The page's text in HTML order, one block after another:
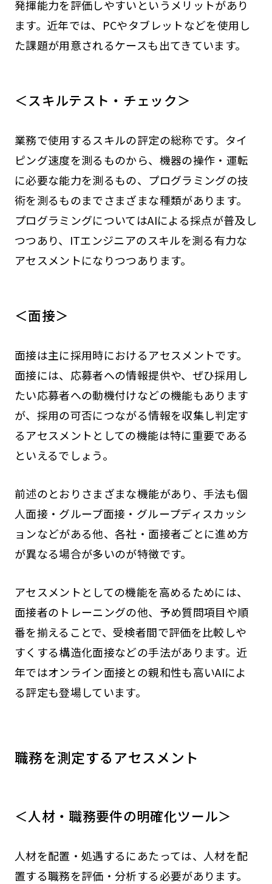
発揮能力を評価しやすいというメリットがあり
ます。近年では、PCやタブレットなどを使用し
た課題が用意されるケースも出てきています。
＜スキルテスト・チェック＞
業務で使用するスキルの評定の総称です。タイ
ピング速度を測るものから、機器の操作・運転
に必要な能力を測るもの、プログラミングの技
術を測るものまでさまざまな種類があります。
プログラミングについてはAIによる採点が普及し
つつあり、ITエンジニアのスキルを測る有力な
アセスメントになりつつあります。
＜面接＞
面接は主に採用時におけるアセスメントです。
面接には、応募者への情報提供や、ぜひ採用し
たい応募者への動機付けなどの機能もあります
が、採用の可否につながる情報を収集し判定す
るアセスメントとしての機能は特に重要である
といえるでしょう。
前述のとおりさまざまな機能があり、手法も個
人面接・グループ面接・グループディスカッシ
ョンなどがある他、各社・面接者ごとに進め方
が異なる場合が多いのが特徴です。
アセスメントとしての機能を高めるためには、
面接者のトレーニングの他、予め質問項目や順
番を揃えることで、受検者間で評価を比較しや
すくする構造化面接などの手法があります。近
年ではオンライン面接との親和性も高いAIによ
る評定も登場しています。
職務を測定するアセスメント
＜人材・職務要件の明確化ツール＞
人材を配置・処遇するにあたっては、人材を配
置する職務を評価・分析する必要があります。